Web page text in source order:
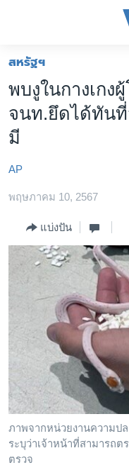
ต่อ
ไป
เนื้อหา
หลัก
ไป
หลัก
ค้นหา
หน้าหลัก
โลก
เอเชีย
ไทย
ธุรกิจ
วิทยาศาสตร์
สังคมและสุขภาพ
ไลฟ์สไตล์
ตรวจสอบข่าว
เรียนรู้ภาษาอังกฤษ
พอดคาสต์
ติดตามเรา
เลือกภาษา
สหรัฐฯ
พบงูในกางเกง
จนท.ยึดได้ทัน
มี
AP
พฤษภาคม 10, 2567
แบ่งปัน
ภาพจากหน่วยงานความป
ระบุว่าเจ้าหน้าที่สามารถต
ตรวจ